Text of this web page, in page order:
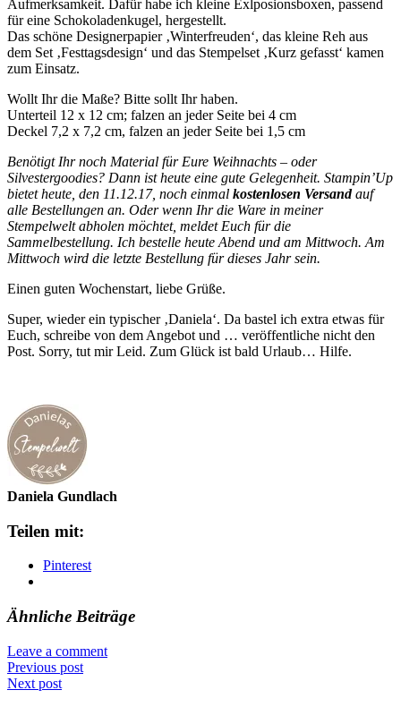
Aufmerksamkeit. Dafür habe ich kleine Exlposionsboxen, passend
für eine Schokoladenkugel, hergestellt.
Das schöne Designerpapier ‚Winterfreuden‘, das kleine Reh aus
dem Set ‚Festtagsdesign‘ und das Stempelset ‚Kurz gefasst‘ kamen
zum Einsatz.
Wollt Ihr die Maße? Bitte sollt Ihr haben.
Unterteil 12 x 12 cm; falzen an jeder Seite bei 4 cm
Deckel 7,2 x 7,2 cm, falzen an jeder Seite bei 1,5 cm
Benötigt Ihr noch Material für Eure Weihnachts – oder
Silvestergoodies? Dann ist heute eine gute Gelegenheit. Stampin’Up
bietet heute, den 11.12.17, noch einmal kostenlosen Versandauf
alle Bestellungen an. Oder wenn Ihr die Ware in meiner
Stempelwelt abholen möchtet, meldet Euch für die
Sammelbestellung. Ich bestelle heute Abend und am Mittwoch. Am
Mittwoch wird die letzte Bestellung für dieses Jahr sein.
Einen guten Wochenstart, liebe Grüße.
Super, wieder ein typischer ‚Daniela‘. Da bastel ich extra etwas für
Euch, schreibe von dem Angebot und … veröffentliche nicht den
Post. Sorry, tut mir Leid. Zum Glück ist bald Urlaub… Hilfe.
Daniela Gundlach
Teilen mit:
Pinterest
Ähnliche Beiträge
Leave a comment
Previous post
Next post